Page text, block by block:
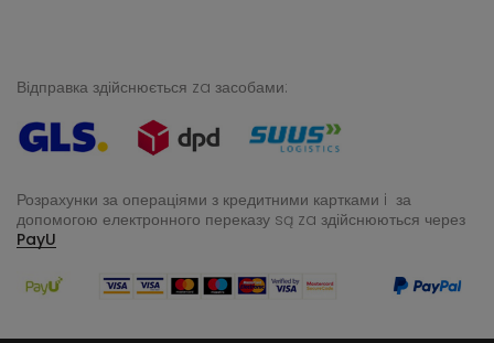
Відправка здійснюється za засобами:
Розрахунки за операціями з кредитними картками i за
допомогою електронного переказу są za здійснюються через
PayU